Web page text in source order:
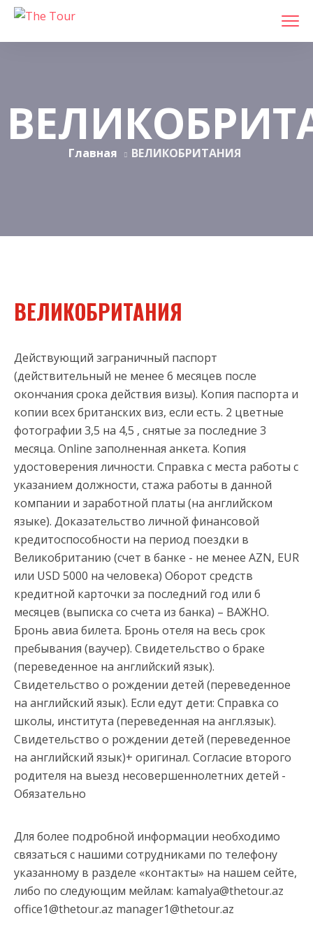
Главная ВЕЛИКОБРИТАНИЯ
ВЕЛИКОБРИТАНИЯ
Действующий заграничный паспорт
(действительный не менее 6 месяцев после
окончания срока действия визы). Копия паспорта и
копии всех британских виз, если есть. 2 цветные
фотографии 3,5 на 4,5 , снятые за последние 3
месяца. Online заполненная анкета. Копия
удостоверения личности. Справка с места работы с
указанием должности, стажа работы в данной
компании и заработной платы (на английском
языке). Доказательство личной финансовой
кредитоспособности на период поездки в
Великобританию (счет в банке - не менее AZN, EUR
или USD 5000 на человека) Оборот средств
кредитной карточки за последний год или 6
месяцев (выписка со счета из банка) – ВАЖНО.
Бронь авиа билета. Бронь отеля на весь срок
пребывания (ваучер). Свидетельство о браке
(переведенное на английский язык).
Свидетельство о рождении детей (переведенное
на английский язык). Если едут дети: Справка со
школы, института (переведенная на англ.язык).
Свидетельство о рождении детей (переведенное
на английский язык)+ оригинал. Согласие второго
родителя на выезд несовершеннолетних детей -
Обязательно
Для более подробной информации необходимо
связаться с нашими сотрудниками по телефону
указанному в разделе «контакты» на нашем сейте,
либо по следующим мейлам: kamalya@thetour.az
office1@thetour.az manager1@thetour.az